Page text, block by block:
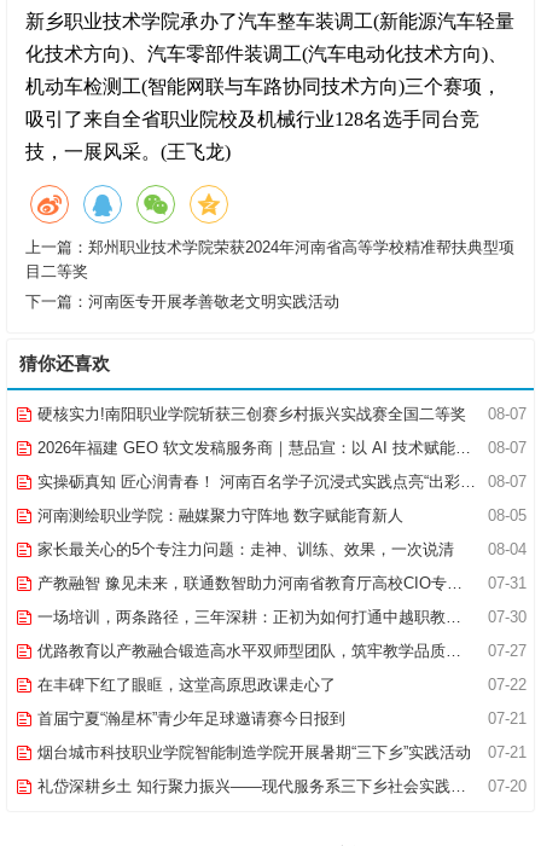
新乡职业技术学院承办了汽车整车装调工(新能源汽车轻量
化技术方向)、汽车零部件装调工(汽车电动化技术方向)、
机动车检测工(智能网联与车路协同技术方向)三个赛项，
吸引了来自全省职业院校及机械行业128名选手同台竞
技，一展风采。(王飞龙)
上一篇： 郑州职业技术学院荣获2024年河南省高等学校精准帮扶典型项
目二等奖
下一篇： 河南医专开展孝善敬老文明实践活动
猜你还喜欢
08-07
硬核实力!南阳职业学院斩获三创赛乡村振兴实战赛全国二等奖
08-07
2026年福建 GEO 软文发稿服务商｜慧品宣：以 AI 技术赋能品牌全域传播
08-07
实操砺真知 匠心润青春！ 河南百名学子沉浸式实践点亮“出彩中原”实践路
08-05
河南测绘职业学院：融媒聚力守阵地 数字赋能育新人
08-04
家长最关心的5个专注力问题：走神、训练、效果，一次说清
07-31
产教融智 豫见未来，联通数智助力河南省教育厅高校CIO专题研究班共探AI赋能高等教育新路径
07-30
一场培训，两条路径，三年深耕：正初为如何打通中越职教合作的“最后一公里”
07-27
优路教育以产教融合锻造高水平双师型团队，筑牢教学品质基石
07-22
在丰碑下红了眼眶，这堂高原思政课走心了
07-21
首届宁夏“瀚星杯”青少年足球邀请赛今日报到
07-21
烟台城市科技职业学院智能制造学院开展暑期“三下乡”实践活动
07-20
礼岱深耕乡土 知行聚力振兴——现代服务系三下乡社会实践综述